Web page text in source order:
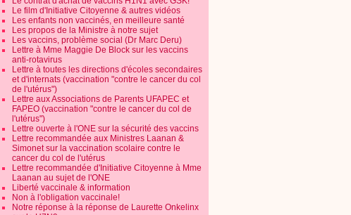
Le film d'Initiative Citoyenne & autres vidéos
Les enfants non vaccinés, en meilleure santé
Les propos de la Ministre à notre sujet
Les vaccins, problème social (Dr Marc Deru)
Lettre à Mme Maggie De Block sur les vaccins
anti-rotavirus
Lettre à toutes les directions d'écoles secondaires
et d'internats (vaccination "contre le cancer du col
de l'utérus")
Lettre aux Associations de Parents UFAPEC et
FAPEO (vaccination "contre le cancer du col de
l'utérus")
Lettre ouverte à l'ONE sur la sécurité des vaccins
Lettre recommandée aux Ministres Laanan &
Simonet sur la vaccination scolaire contre le
cancer du col de l'utérus
Lettre recommandée d'Initiative Citoyenne à Mme
Laanan au sujet de l'ONE
Liberté vaccinale & information
Non à l'obligation vaccinale!
Notre réponse à la réponse de Laurette Onkelinx